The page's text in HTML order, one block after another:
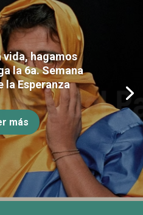
vida, hagamos
la 6a. Semana
la Esperanza
más